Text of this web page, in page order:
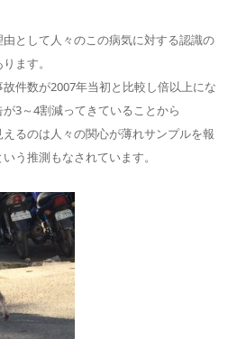
として人々のこの病気に対する認識の
ます。
件数が2007年当初と比較し倍以上にな
3～4割減ってきていることから
るのは人々の関心が薄れサンプルを報
う推測もなされています。